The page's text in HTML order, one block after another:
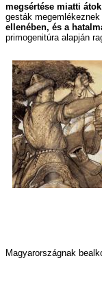
megsértése miatti átok
gesták
ellenében, és a
primogenitúra alapján
Magyarországnak